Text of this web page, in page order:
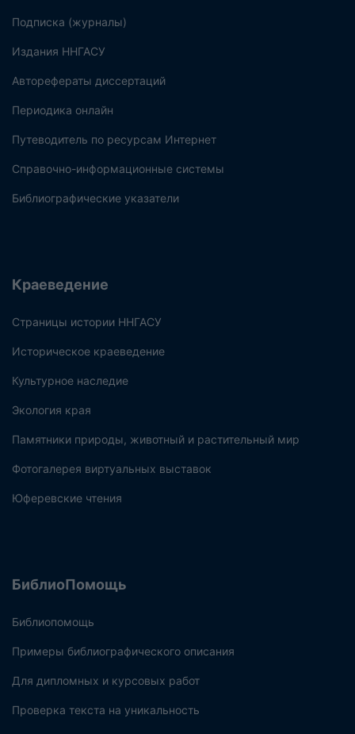
Подписка (журналы)
Издания ННГАСУ
Авторефераты диссертаций
Периодика онлайн
Путеводитель по ресурсам Интернет
Справочно-информационные системы
Библиографические указатели
Краеведение
Страницы истории ННГАСУ
Историческое краеведение
Культурное наследие
Экология края
Памятники природы, животный и растительный мир
Фотогалерея виртуальных выставок
Юферевские чтения
БиблиоПомощь
Библиопомощь
Примеры библиографического описания
Для дипломных и курсовых работ
Проверка текста на уникальность